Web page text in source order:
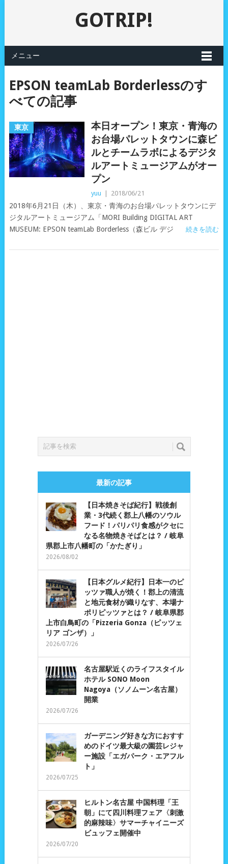
GOTRIP!
メニュー
EPSON teamLab Borderlessのす
べての記事
東京
本日オープン！東京・青海の
お台場パレットタウンに森ビ
ルとチームラボによるデジタ
ルアートミュージアムがオー
プン
yuu 2018/06/21
2018年6月21日（木）、東京・青海のお台場パレットタウンにデ
ジタルアートミュージアム「MORI Building DIGITAL ART
MUSEUM: EPSON teamLab Borderless（森ビル デジ
続きを読む
最新の記事
【日本焼きそば紀行】戦後創
業・3代続く郡上八幡のソウル
フード！パリパリ食感がクセに
なる名物焼きそばとは？ / 岐阜
県郡上市八幡町の「かたぎり」
2026/08/02
【日本グルメ紀行】日本一のピ
ッツァ職人が焼く！郡上の清流
と地元食材が織りなす、本場ナ
ポリピッツァとは？ / 岐阜県郡
上市白鳥町の「Pizzeria Gonza（ピッツェ
リア ゴンザ）」
2026/07/26
名古屋駅近くのライフスタイル
ホテル SONO Moon
Nagoya（ソノムーン名古屋）
開業
2026/07/26
ガーデニング好きな方におすす
めのドイツ最大級の園芸レジャ
ー施設「エガパーク・エアフル
ト」
2026/07/25
ヒルトン名古屋 中国料理「王
朝」にて四川料理フェア〈刺激
的麻辣味〉サマーチャイニーズ
ビュッフェ開催中
2026/07/20